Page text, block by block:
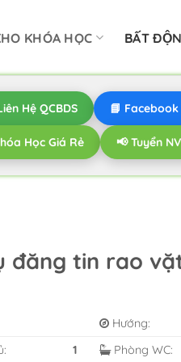
KHÓA HỌC BẤT
Hệ QCBDS 📘 Facebook
Học Giá Rẻ 📢 Tuyển
đăng tin rao
Hướng:
1 Phòng WC: